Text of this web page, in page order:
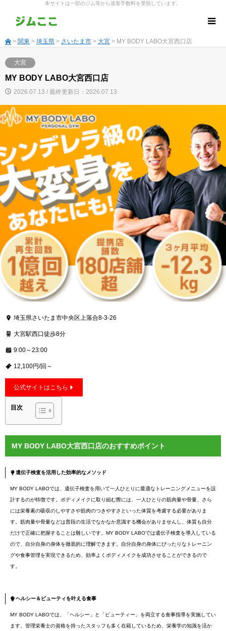
本サイトは一部のジム等から送客手数料を受領しています。
> 関東 > 埼玉県 > さいたま市 > 大宮 > MY BODY LABO大宮西口店
大宮
MY BODY LABO大宮西口店
2026.07.13 / 最終更新日：2026.07.13
埼玉県さいたま市中央区上落合8-3-26
大宮駅西口徒歩8分
9:00～23:00
12,100円/回～
公式サイトはこちら
目次
MY BODY LABO大宮西口店のおすすめポイント
遺伝子検査を活用した効率的なメソッド
MY BODY LABOでは、遺伝子検査を用いて一人ひとりに最適なトレーニングメニューを設
計するのが特徴です。ボディメイクに取り組む際には、一人ひとりの筋肉量や骨量、さら
には栄養素の吸収のしやすさや筋肉のつきやすさといった体質を考慮する必要がありま
す。筋肉量や骨量などは普段の生活でなかなか意識する機会がありませんし、体質も自分
だけで正確に把握することは難しいです。MY BODY LABOでは遺伝子検査を導入している
ので、自分自身の身体を徹底的に理解できます。自分自身の身体にぴったりなトレーニン
グや食事管理を実現できるため、効率よくボディメイクを成功させることができるので
す。
ヘルシー＆ビューティを叶える食事
MY BODY LABOでは、「ヘルシー」と「ビューティー」を両立する食事指導を実施してい
ます。管理栄養士の資格を持ったスタッフも多く在籍しているため、栄養学の知識を活か